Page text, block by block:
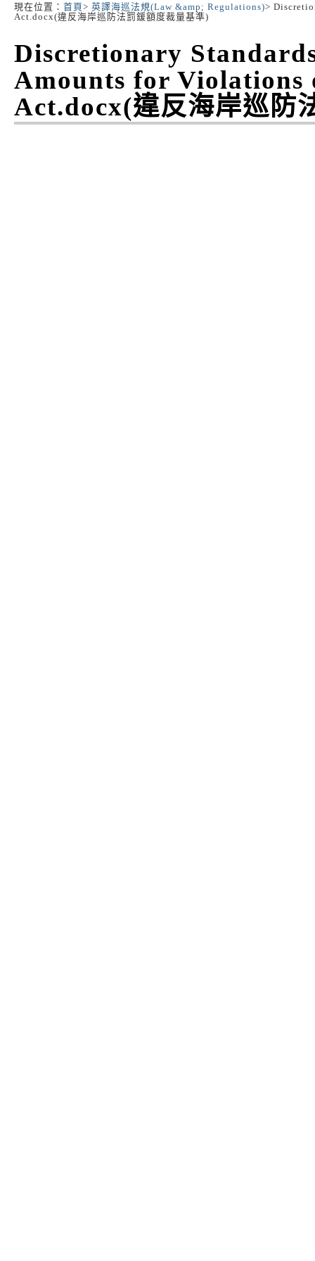
現在位置： 首頁> 英譯海巡法規(Law &amp; Regulations)>
Act.docx(違反海岸巡防法罰鍰額度裁量基準)
Discretionary
Amounts for Violations
Act.docx(違反海岸巡